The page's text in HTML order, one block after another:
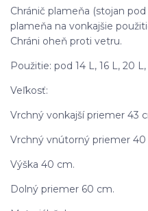
Chránič plameňa (stojan
plameňa na vonkajšie
Chráni oheň proti vetru.
Použitie: pod 14 L, 16 L, 20
Veľkosť:
Vrchný vonkajší priemer 43
Vrchný vnútorný priemer 40
Výška 40 cm.
Dolný priemer 60 cm.